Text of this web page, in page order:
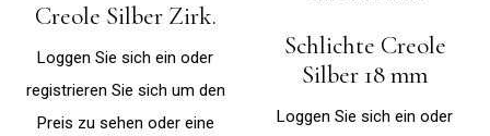
Creole Silber Zirk.
Loggen Sie sich ein oder
registrieren Sie sich um den
Preis zu sehen oder eine
Schlichte Creole
Silber 18 mm
Loggen Sie sich ein oder